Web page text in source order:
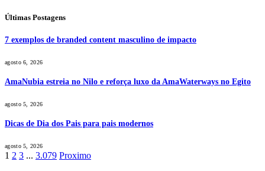
Últimas Postagens
7 exemplos de branded content masculino de impacto
agosto 6, 2026
AmaNubia estreia no Nilo e reforça luxo da AmaWaterways no Egito
agosto 5, 2026
Dicas de Dia dos Pais para pais modernos
agosto 5, 2026
1 2 3 ... 3.079 Proximo